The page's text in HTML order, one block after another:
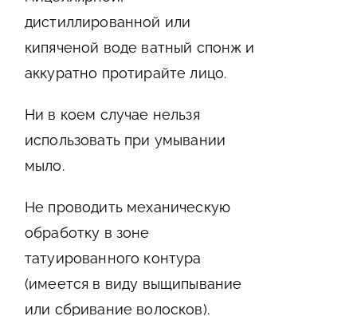
дистиллированной или
кипяченой воде ватный спонж и
аккуратно протирайте лицо.
Ни в коем случае нельзя
использовать при умывании
мыло.
Не проводить механическую
обработку в зоне
татуированного контура
(имеется в виду выщипывание
или сбривание волосков).